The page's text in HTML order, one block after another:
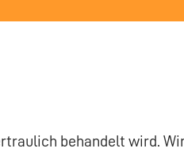
behandelt wird.